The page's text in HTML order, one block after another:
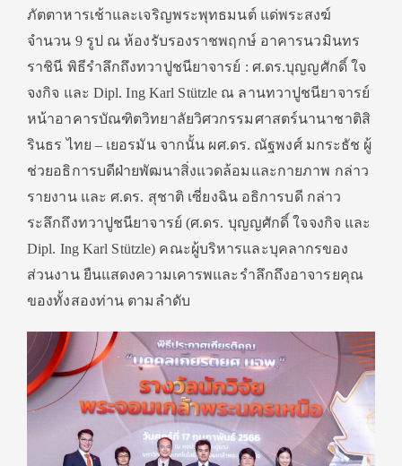
ภัตตาหารเช้าและเจริญพระพุทธมนต์ แด่พระสงฆ์
จำนวน 9 รูป ณ ห้องรับรองราชพฤกษ์ อาคารนวมินทร
ราชินี พิธีรำลึกถึงทวาปูชนียาจารย์ : ศ.ดร.บุญญศักดิ์ ใจ
จงกิจ และ Dipl. Ing Karl Stützle ณ ลานทวาปูชนียาจารย์
หน้าอาคารบัณฑิตวิทยาลัยวิศวกรรมศาสตร์นานาชาติสิ
รินธร ไทย – เยอรมัน จากนั้น ผศ.ดร. ณัฐพงศ์ มกระธัช ผู้
ช่วยอธิการบดีฝ่ายพัฒนาสิ่งแวดล้อมและกายภาพ กล่าว
รายงาน และ ศ.ดร. สุชาติ เซี่ยงฉิน อธิการบดี กล่าว
ระลึกถึงทวาปูชนียาจารย์ (ศ.ดร. บุญญศักดิ์ ใจจงกิจ และ
Dipl. Ing Karl Stützle) คณะผู้บริหารและบุคลากรของ
ส่วนงาน ยืนแสดงความเคารพและรำลึกถึงอาจารยคุณ
ของทั้งสองท่าน ตามลำดับ